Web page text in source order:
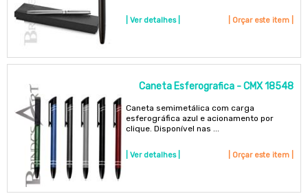
| Ver detalhes | | Orçar este item |
Caneta Esferografica - CMX 18548
Caneta semimetálica com carga
esferográfica azul e acionamento por
clique. Disponível nas ...
| Ver detalhes | | Orçar este item |